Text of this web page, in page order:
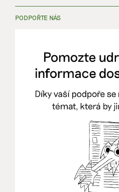
PODPOŘTE NÁS